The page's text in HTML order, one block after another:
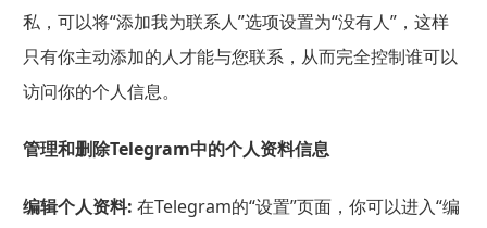
私，可以将“添加我为联系人”选项设置为“没有人”，这样
只有你主动添加的人才能与您联系，从而完全控制谁可以
访问你的个人信息。
管理和删除Telegram中的个人资料信息
编辑个人资料: 在Telegram的“设置”页面，你可以进入“编